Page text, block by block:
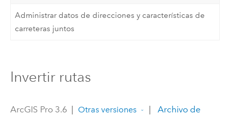
Administrar datos de direcciones y características de
carreteras juntos
Invertir rutas
ArcGIS Pro 3.6 Otras versiones
Archivo de